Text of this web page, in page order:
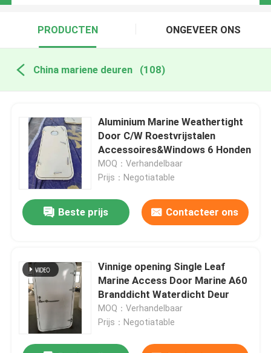
PRODUCTEN ONGEVEER ONS
China mariene deuren (108)
Aluminium Marine Weathertight
Door C/W Roestvrijstalen
Accessoires&Windows 6 Honden
MOQ：Verhandelbaar
Prijs：Negotiatable
Beste prijs Contacteer ons
Vinnige opening Single Leaf
Marine Access Door Marine A60
Branddicht Waterdicht Deur
MOQ：Verhandelbaar
Prijs：Negotiatable